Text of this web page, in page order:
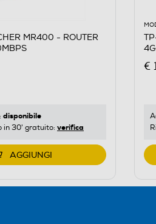
n/ac
MR400 - ROUTER
disponibile
in 30' gratuito: verifica
AGGIUNGI
€